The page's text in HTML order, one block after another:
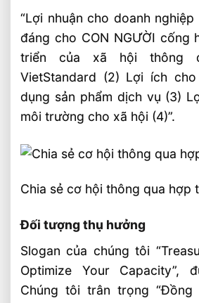
Vietstandard 2012?
Những chuyến đi
Gắn Kết Văn Hóa Công Ty
Văn hóa doanh nghiệp
khách hàng 2023
Văn Hóa Doanh Nghiệp
Chương trình thiện
Company Outing:
Tuyển dụng trợ lý kinh
Tấm Lòng Nhân Ái –
chia”
“Lợi nhuận cho doanh nghiệp
đáng cho CON NGƯỜI cống
triển của xã hội thông
VietStandard (2) Lợi ích
dụng sản phẩm dịch vụ (3)
môi trường cho xã hội (4)”.
Chia sẻ cơ hội thông qua hợp
Đối tượng thụ hưởng
Slogan của chúng tôi
Optimize Your Capacity”,
Chúng tôi trân trọng